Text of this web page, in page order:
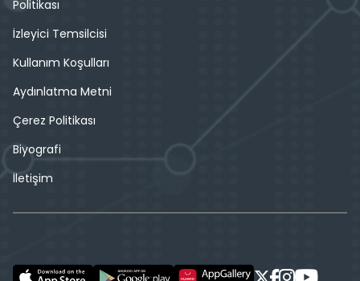
Politikası
İzleyici Temsilcisi
Kullanım Koşulları
Aydınlatma Metni
Çerez Politikası
Biyografi
İletişim